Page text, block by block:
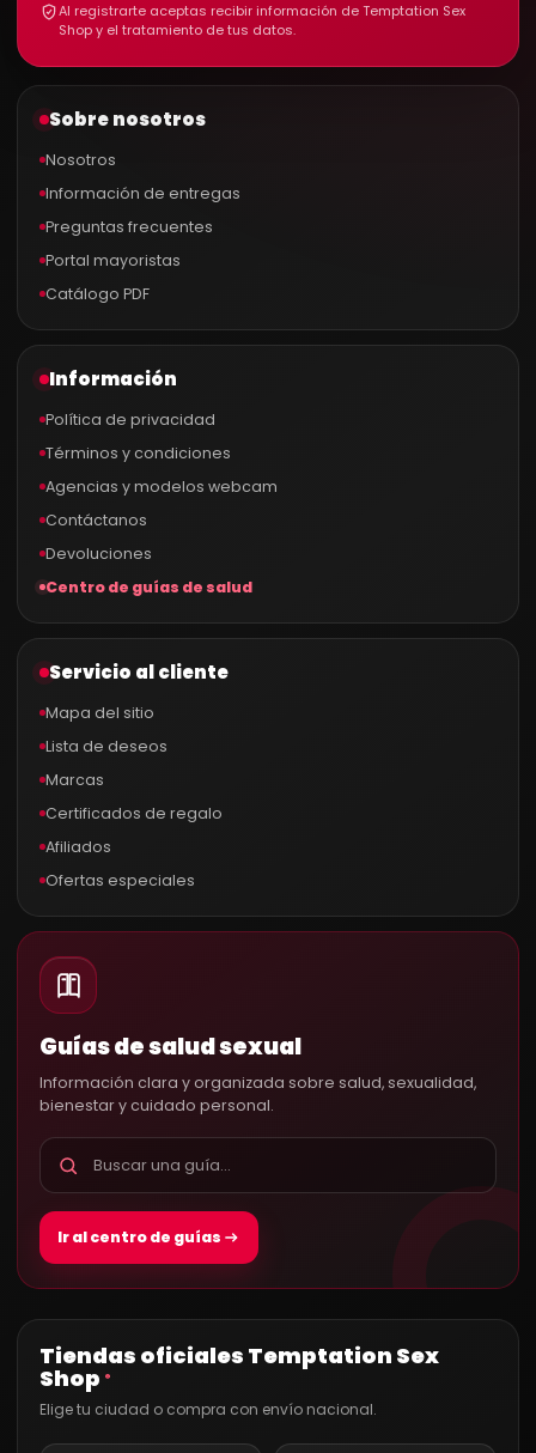
Al registrarte aceptas recibir información de Temptation Sex
Shop y el tratamiento de tus datos.
Sobre nosotros
Nosotros
Información de entregas
Preguntas frecuentes
Portal mayoristas
Catálogo PDF
Información
Política de privacidad
Términos y condiciones
Agencias y modelos webcam
Contáctanos
Devoluciones
Centro de guías de salud
Servicio al cliente
Mapa del sitio
Lista de deseos
Marcas
Certificados de regalo
Afiliados
Ofertas especiales
Guías de salud sexual
Información clara y organizada sobre salud, sexualidad,
bienestar y cuidado personal.
Ir al centro de guías
Tiendas oficiales Temptation Sex
Shop ®
Elige tu ciudad o compra con envío nacional.